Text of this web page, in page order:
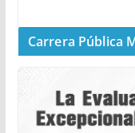
Carrera Pública